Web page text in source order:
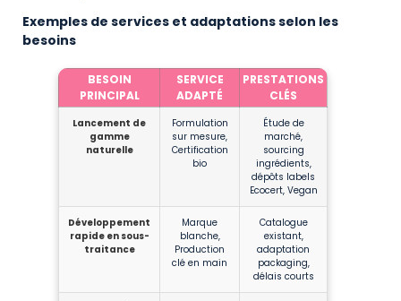
Exemples de services et adaptations selon les
besoins
BESOIN
PRINCIPAL
SERVICE
ADAPTÉ
PRESTATIONS
CLÉS
Lancement de
gamme
naturelle
Formulation
sur mesure,
Certification
bio
Étude de
marché,
sourcing
ingrédients,
dépôts labels
Ecocert, Vegan
Développement
rapide en sous-
traitance
Marque
blanche,
Production
clé en main
Catalogue
existant,
adaptation
packaging,
délais courts